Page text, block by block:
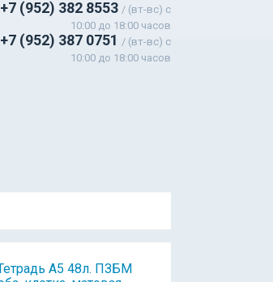
+7 (952) 382 8553 / (вт-вс) c
10:00 до 18:00 часов
+7 (952) 387 0751 / (вт-вс) с
10:00 до 18:00 часов